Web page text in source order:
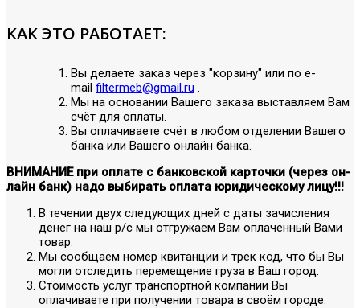
КАК ЭТО РАБОТАЕТ:
Вы делаете заказ через "корзину" или по е-
mail filtermeb@gmail.ru .
Мы на основании Вашего заказа выставляем Вам
счёт для оплаты.
Вы оплачиваете счёт в любом отделении Вашего
банка или Вашего онлайн банка.
ВНИМАНИЕ при оплате с банковской карточки (через он-
лайн банк) надо выбирать оплата юридическому лицу!!!
В течении двух следующих дней с даты зачисления
денег на наш р/с мы отгружаем Вам оплаченный Вами
товар.
Мы сообщаем номер квитанции и трек код, что бы Вы
могли отследить перемещение груза в Ваш город.
Стоимость услуг транспортной компании Вы
оплачиваете при получении товара в своём городе.